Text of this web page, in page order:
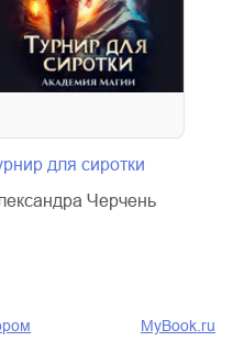
для сиротки
Черчень
MyBook.ru